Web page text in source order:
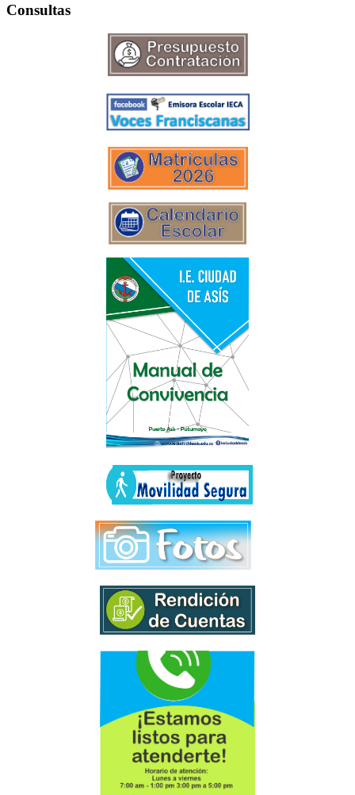
Consultas